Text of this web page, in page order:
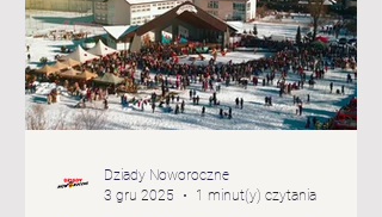
Żabnicy „Harnasie z Łyngu” z Milówki
„K
Dziady Noworoczne
3 gru 2025
1 minut(y) czytania